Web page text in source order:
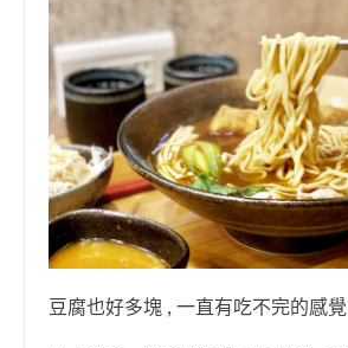
豆腐也好多塊 , 一直有吃不完的感覺